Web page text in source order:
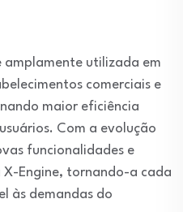
amplamente utilizada em
comerciais e
maior eficiência
Com a evolução
funcionalidades e
X-Engine, tornando-a cada
às demandas do